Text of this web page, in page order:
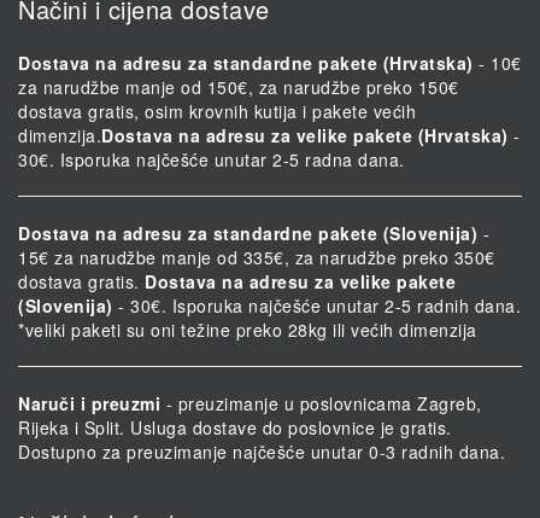
Načini i cijena dostave
Dostava na adresu za standardne pakete (Hrvatska) - 10€
za narudžbe manje od 150€, za narudžbe preko 150€
dostava gratis, osim krovnih kutija i pakete većih
dimenzija.Dostava na adresu za velike pakete (Hrvatska) -
30€. Isporuka najčešće unutar 2-5 radna dana.
Dostava na adresu za standardne pakete (Slovenija) -
15€ za narudžbe manje od 335€, za narudžbe preko 350€
dostava gratis. Dostava na adresu za velike pakete
(Slovenija) - 30€. Isporuka najčešće unutar 2-5 radnih dana.
*veliki paketi su oni težine preko 28kg ili većih dimenzija
Naruči i preuzmi - preuzimanje u poslovnicama Zagreb,
Rijeka i Split. Usluga dostave do poslovnice je gratis.
Dostupno za preuzimanje najčešće unutar 0-3 radnih dana.